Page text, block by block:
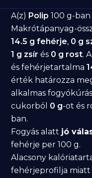
A(z) Polip 100 g-ban
Makrótápanyag-
14.5 g fehérje, 0 g
1 g zsír és 0 g rost. A
és fehérjetartalma
érték határozza
alkalmas
cukorból 0 g-ot és
ban.
Fogyás alatt jó
fehérje per 100 g.
Alacsony
fehérjeprofilja miatt